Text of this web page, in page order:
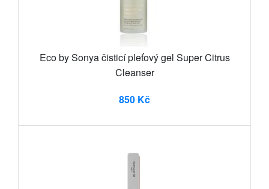
Eco by Sonya čisticí pleťový gel Super Citrus
Cleanser
850 Kč